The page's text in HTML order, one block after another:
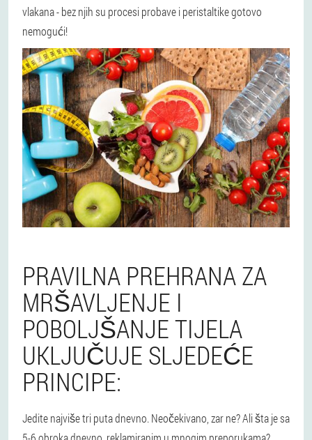
vlakana - bez njih su procesi probave i peristaltike gotovo
nemogući!
PRAVILNA PREHRANA ZA
MRŠAVLJENJE I
POBOLJŠANJE TIJELA
UKLJUČUJE SLJEDEĆE
PRINCIPE:
Jedite najviše tri puta dnevno. Neočekivano, zar ne? Ali šta je sa